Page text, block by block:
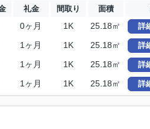
礼金 間取り 面積
0ヶ月 1K 25.18㎡ 詳
1ヶ月 1K 25.18㎡ 詳
1ヶ月 1K 25.18㎡ 詳
1ヶ月 1K 25.18㎡ 詳